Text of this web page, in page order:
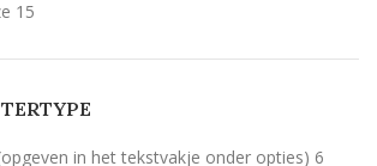
15
in het tekstvakje onder opties) 6